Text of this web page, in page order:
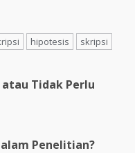
hipotesis skripsi
Tidak Perlu
Penelitian?